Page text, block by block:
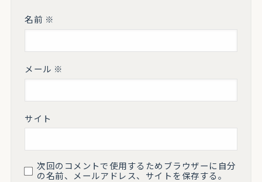
名前 ※
メール ※
サイト
次回のコメントで使用するためブラウザーに自分
の名前、メールアドレス、サイトを保存する。